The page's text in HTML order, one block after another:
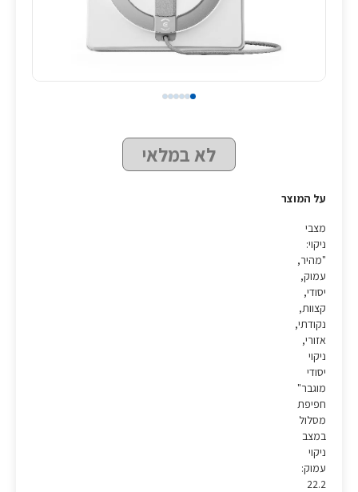
לא במלאי
על המוצר
מצבי
ניקוי:
"מהיר,
עמוק,
יסודי,
קצוות,
נקודתי,
אזורי,
ניקוי
יסודי
מוגבר"
חפיפת
מסלול
במצב
ניקוי
עמוק:
22.2